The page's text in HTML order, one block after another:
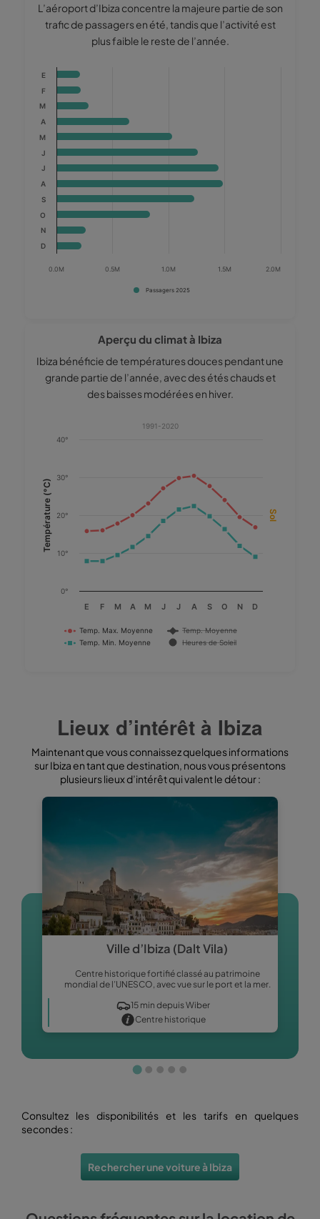
L’aéroport d’Ibiza concentre la majeure partie de son
trafic de passagers en été, tandis que l’activité est
plus faible le reste de l’année.
Chart
Bar chart with 12 bars.
The chart has 1 X axis displaying categories.
The chart has 1 Y axis displaying values. Data ranges from
Passagers 2025
E
F
M
A
M
J
J
A
S
O
N
D
0.0M 0.5M 1.0M 1.5M 2.0M
Aperçu du climat à Ibiza
Ibiza bénéficie de températures douces pendant une
grande partie de l’année, avec des étés chauds et
des baisses modérées en hiver.
Combination chart with 4 data series.
The chart has 1 X axis displaying categories.
The chart has 2 Y axes displaying Température (°C), and Sol.
Température (°C) Sol
1991-2020
Temp. Max. Moyenne
Temp. Moyenne
Temp. Min. Moyenne
Heures de Soleil
E F M A M J J A S O N D
0°
10°
20°
30°
40°
Lieux d’intérêt à Ibiza
Maintenant que vous connaissez quelques informations
sur Ibiza en tant que destination, nous vous présentons
plusieurs lieux d’intérêt qui valent le détour :
Ville d’Ibiza (Dalt Vila)
Centre historique fortifié classé au patrimoine
mondial de l’UNESCO, avec vue sur le port et la mer.
15 min depuis Wiber
Centre historique
Consultez les disponibilités et les tarifs en quelques
secondes :
Rechercher une voiture à Ibiza